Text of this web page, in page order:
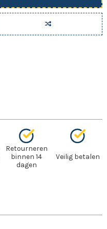
Retourneren
binnen 14
dagen
Veilig betalen